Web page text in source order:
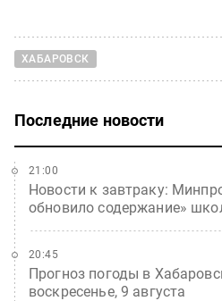
ХАБАРОВСК
Последние новости
Новости к завтраку:
обновило содержание»
21:00
Прогноз погоды в
воскресенье, 9 августа
20:45